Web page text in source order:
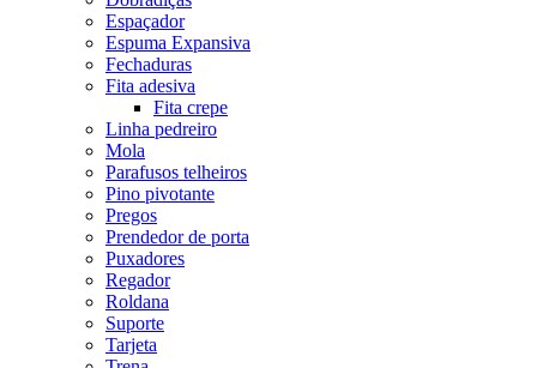
Espaçador
Espuma Expansiva
Fechaduras
Fita adesiva
Fita crepe
Linha pedreiro
Mola
Parafusos telheiros
Pino pivotante
Pregos
Prendedor de porta
Puxadores
Regador
Roldana
Suporte
Tarjeta